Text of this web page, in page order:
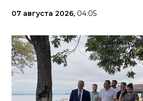
07 августа 2026, 04:05